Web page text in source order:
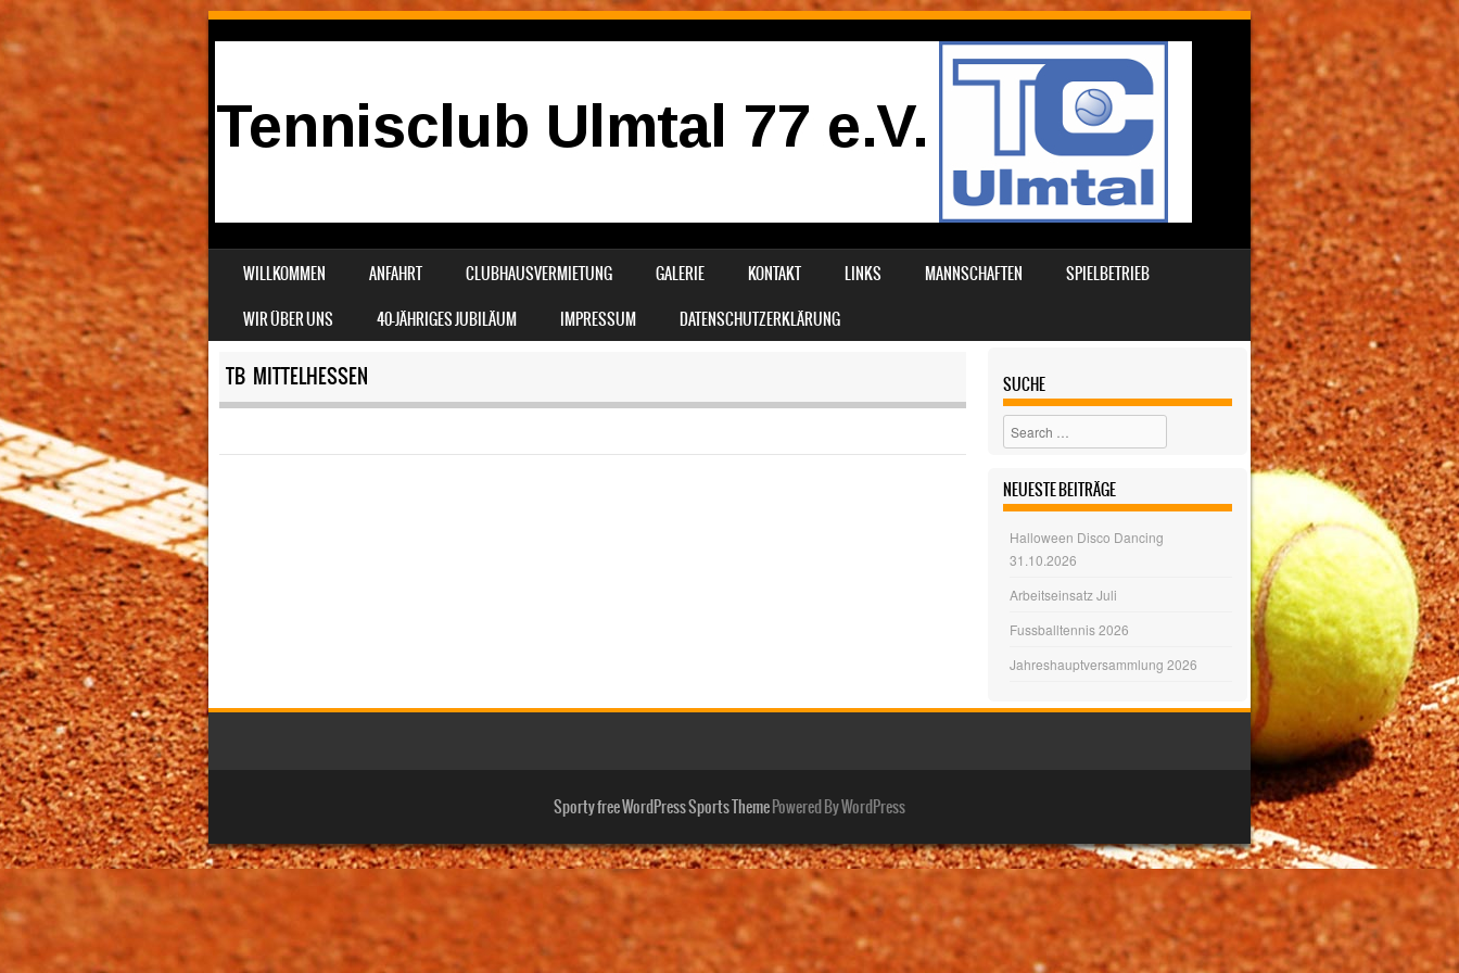
MENU
SKIP TO CONTENT
WILLKOMMEN ANFAHRT CLUBHAUSVERMIETUNG GALERIE KONTAKT LINKS MANNSCHAFTEN
SPIELBETRIEB
WIR ÜBER UNS
40-JÄHRIGES JUBILÄUM IMPRESSUM DATENSCHUTZERKLÄRUNG
TB MITTELHESSEN SUCHE
Search
NEUESTE BEITRÄGE
Halloween Disco Dancing
31.10.2026
Arbeitseinsatz Juli
Fussballtennis 2026
Jahreshauptversammlung 2026
Sporty free WordPress Sports ThemePowered By WordPress